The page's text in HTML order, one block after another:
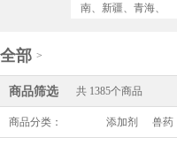
全部 >
商品筛选 共 1385个商品
商品分类： 添加剂 兽药